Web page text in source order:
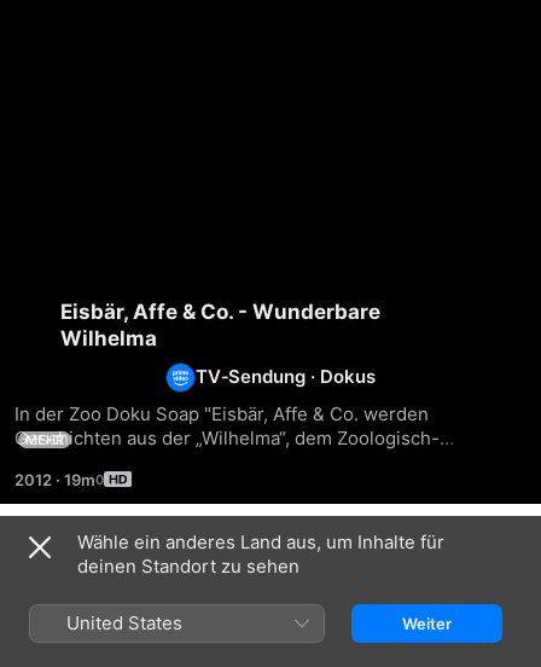
Eisbär, Affe & Co. - Wunderbare
Wilhelma
TV‑Sendung · Dokus
In der Zoo Doku Soap "Eisbär, Affe & Co. werden
Geschichten aus der „Wilhelma“, dem Zoologisch-
stehen der Alltag der Tiere und ihrer Pfleger. Alle
Verantwortlichen im Stuttgarter Zoo wollen dabei ihren
Tieren das Leben so angenehm wie möglich gestalten ...
MEHR
2012 · 19m
Staffel 1
Wähle ein anderes Land aus, um Inhalte für
deinen Standort zu sehen
United States Weiter